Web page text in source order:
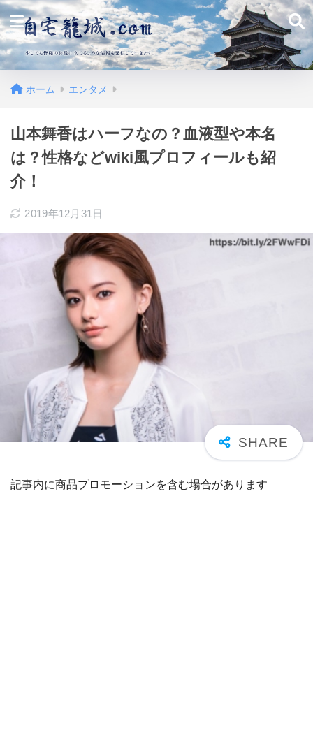
ホーム エンタメ
山本舞香はハーフなの？血液型や本名
は？性格などwiki風プロフィールも紹
介！
2019年12月31日
記事内に商品プロモーションを含む場合があります